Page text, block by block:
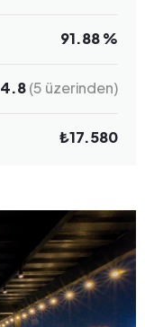
91.88 %
4.8(5 üzerinden)
₺17.580